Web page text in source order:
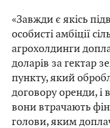
«Завжди є якісь
особисті амбіції
агрохолдинги
доларів за гектар
пункту, який
договору оренди,
вони втрачають
голови, яким